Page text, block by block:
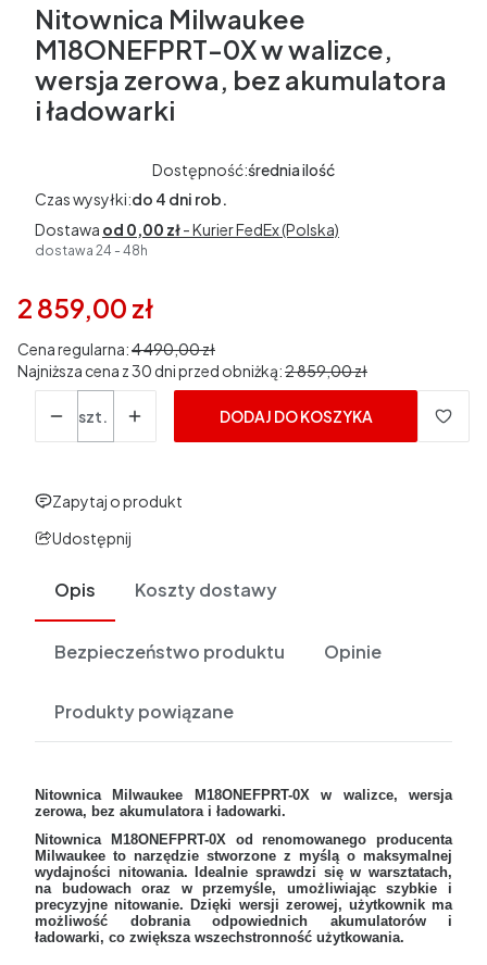
Nitownica Milwaukee
M18ONEFPRT-0X w walizce,
wersja zerowa, bez akumulatora
i ładowarki
Dostępność:średnia ilość
Czas wysyłki:do 4 dni rob.
Dostawa od 0,00 zł- Kurier FedEx (Polska)
dostawa 24 - 48h
2 859,00 zł
Cena regularna:4 490,00 zł
Najniższa cena z 30 dni przed obniżką:2 859,00 zł
szt.
DODAJ DO KOSZYKA
Zapytaj o produkt
Udostępnij
Opis Koszty dostawy
Bezpieczeństwo produktu Opinie
Produkty powiązane
Nitownica Milwaukee M18ONEFPRT-0X w walizce, wersja
zerowa, bez akumulatora i ładowarki.
Nitownica M18ONEFPRT-0X od renomowanego producenta
Milwaukee to narzędzie stworzone z myślą o maksymalnej
wydajności nitowania. Idealnie sprawdzi się w warsztatach,
na budowach oraz w przemyśle, umożliwiając szybkie i
precyzyjne nitowanie. Dzięki wersji zerowej, użytkownik ma
możliwość dobrania odpowiednich akumulatorów i
ładowarki, co zwiększa wszechstronność użytkowania.